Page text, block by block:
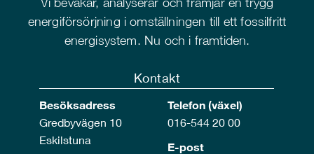
energiförsörjning i omställningen till ett fossilfritt
energisystem. Nu och i framtiden.
Kontakt
Besöksadress
Gredbyvägen 10
Eskilstuna
Telefon (växel)
016-544 20 00
E-post